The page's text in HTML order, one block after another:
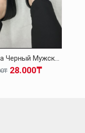
Кожа Черный Мужская Повседневная Обувь 126MA308
28.000₸